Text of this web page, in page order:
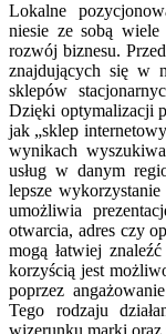
Lokalne
niesie ze sobą wiele
rozwój biznesu.
znajdujących się w
sklepów
Dzięki optymalizacji
jak „sklep
wynikach
usług w danym
lepsze
umożliwia
otwarcia, adres czy
mogą łatwiej
korzyścią jest
poprzez
Tego rodzaju
wizerunku marki